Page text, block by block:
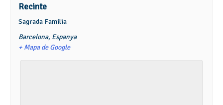
Recinte
Sagrada Família
Barcelona, Espanya
+ Mapa de Google